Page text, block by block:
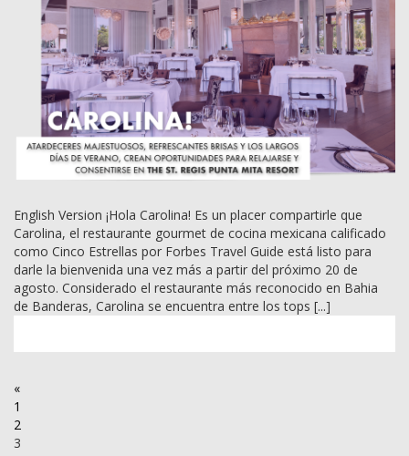
English Version ¡Hola Carolina! Es un placer compartirle que
Carolina, el restaurante gourmet de cocina mexicana calificado
como Cinco Estrellas por Forbes Travel Guide está listo para
darle la bienvenida una vez más a partir del próximo 20 de
agosto. Considerado el restaurante más reconocido en Bahia
de Banderas, Carolina se encuentra entre los tops [...]
«
1
2
3